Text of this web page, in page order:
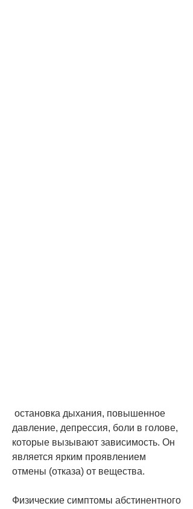
давление, депрессия, боли в голове,
которые вызывают зависимость. Он
является ярким проявлением
отмены (отказа) от вещества.
Физические симптомы абстинентного